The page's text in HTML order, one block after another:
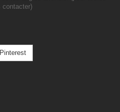
contacter)
Pinterest